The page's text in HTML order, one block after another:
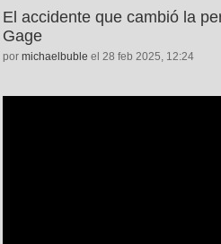
El accidente que cambió la
Gage
por michaelbuble el 28 feb 2025, 12:24